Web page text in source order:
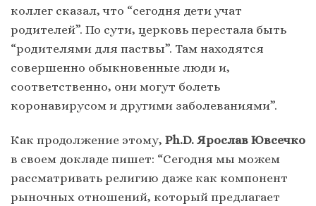
коллег сказал, что “сегодня дети учат
родителей”. По сути, церковь перестала быть
“родителями для паствы”. Там находятся
совершенно обыкновенные люди и,
соответственно, они могут болеть
коронавирусом и другими заболеваниями”.
Как продолжение этому, Ph.D. Ярослав Ювсечко
в своем докладе пишет: “Сегодня мы можем
рассматривать религию даже как компонент
рыночных отношений, который предлагает